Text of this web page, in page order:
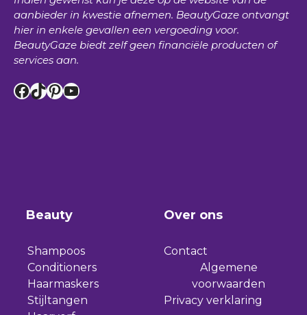
aanbieder in kwestie afnemen. BeautyGaze ontvangt
hier in enkele gevallen een vergoeding voor.
BeautyGaze biedt zelf geen financiële producten of
services aan.
Facebook
TikTok
Pinterest
YouTube
Beauty
Shampoos
Conditioners
Haarmaskers
Stijltangen
Over ons
Contact
Algemene
voorwaarden
Privacy verklaring